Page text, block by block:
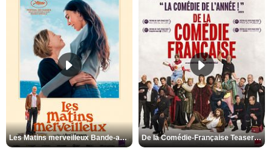
Les Matins merveilleux Bande-annonce VF De la Comédie-Française Teaser VF